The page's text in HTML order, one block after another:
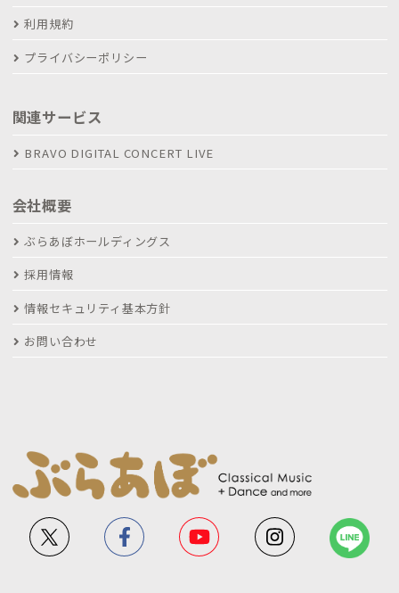
利用規約
プライバシーポリシー
関連サービス
BRAVO DIGITAL CONCERT LIVE
会社概要
ぶらあぼホールディングス
採用情報
情報セキュリティ基本方針
お問い合わせ